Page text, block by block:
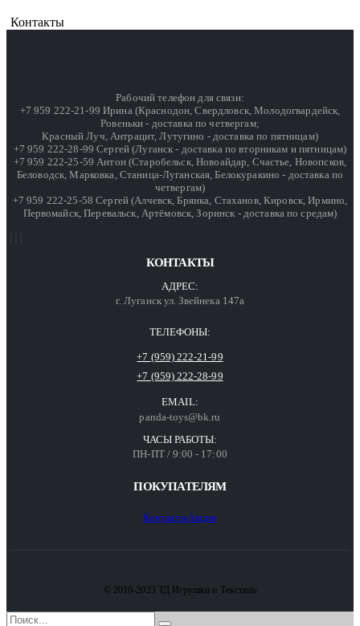
Контакты
Рабочий телефон для связи:
+7 959 222-21-99 Ирина (Краснодон, Свердловск, Молодогвардейск,
Ровеньки - доставка по четвергам;
Красный Луч, Антрацит, Лутугино - доставка по пятницам)
+7 959 222-28-99 Сергей (Луганск - доставка по вторникам и пятницам)
+7 959 222-25-59 Антон (Старобельск, Новоайдар, Счастье, Новопсков,
Беловодск, Марковка, Станица-Луганская, Белокуракино - доставка по
четвергам)
+7 959 222-25-58 Сергей (Алчевск, Брянка, Стаханов, Кировск, Ирмино,
Первомайск, Перевальск, Артёмовск, Зоринск - доставка по средам)
КОНТАКТЫ
АДРЕС:
г. Луганск ул. Звейнека 147а
ТЕЛЕФОНЫ:
+7 (959) 222-21-99
+7 (959) 222-28-99
EMAIL:
panda-toys@bk.ru
ЧАСЫ РАБОТЫ:
ПН-ПТ / 9:00 - 17:00
ПОКУПАТЕЛЯМ
КонтактыАкции
© 2010-2023 ТД Игрушки и Текстиль